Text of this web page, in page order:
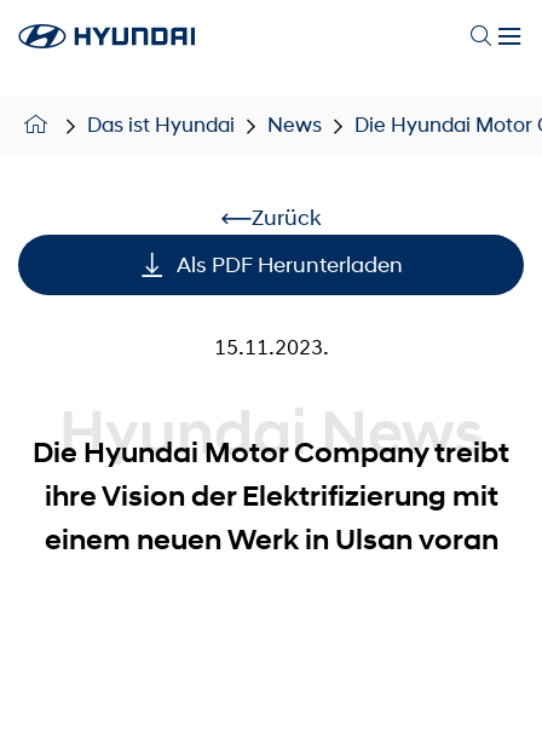
Das ist Hyundai News Die Hyundai Motor
Zurück
Als PDF Herunterladen
15.11.2023.
Hyundai News
Die Hyundai Motor Company treibt
ihre Vision der Elektrifizierung mit
einem neuen Werk in Ulsan voran